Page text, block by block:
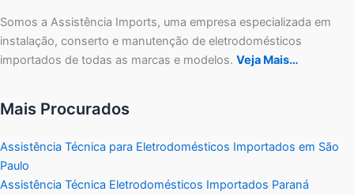
Somos a Assistência Imports, uma empresa especializada em
instalação, conserto e manutenção de eletrodomésticos
importados de todas as marcas e modelos. Veja Mais…
Mais Procurados
Assistência Técnica para Eletrodomésticos Importados em São
Paulo
Assistência Técnica Eletrodomésticos Importados Paraná